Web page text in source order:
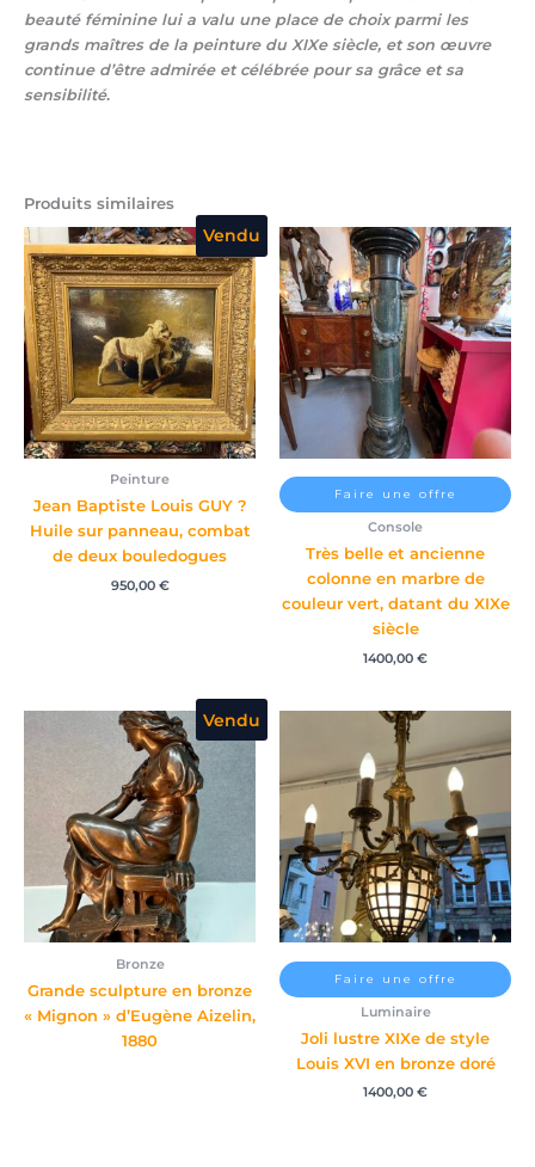
beauté féminine lui a valu une place de choix parmi les
grands maîtres de la peinture du XIXe siècle, et son œuvre
continue d’être admirée et célébrée pour sa grâce et sa
sensibilité.
Produits similaires
Vendu
Peinture
Jean Baptiste Louis GUY ?
Huile sur panneau, combat
de deux bouledogues
950,00 €
Faire une offre
Console
Très belle et ancienne
colonne en marbre de
couleur vert, datant du XIXe
siècle
1400,00 €
Vendu
Bronze
Grande sculpture en bronze
« Mignon » d’Eugène Aizelin,
1880
Faire une offre
Luminaire
Joli lustre XIXe de style
Louis XVI en bronze doré
1400,00 €